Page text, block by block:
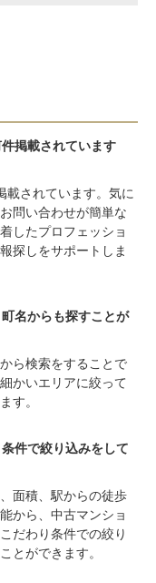
掲載されています
載されています。気に
問い合わせが簡単な
したプロフェッショ
探しをサポートしま
名からも探すことが
ら検索をすることで
かいエリアに絞って
す。
件で絞り込みをして
面積、駅からの徒歩
から、中古マンショ
だわり条件での絞り
とができます。